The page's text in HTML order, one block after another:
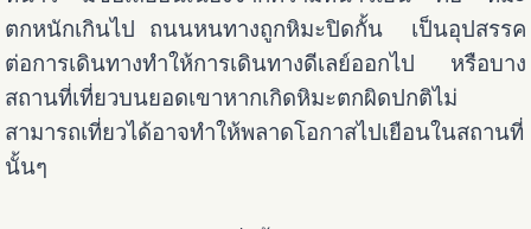
ตกหนักเกินไป ถนนหนทางถูกหิมะปิดกั้น เป็นอุปสรรค
ต่อการเดินทางทำให้การเดินทางดีเลย์ออกไป หรือบาง
สถานที่เที่ยวบนยอดเขาหากเกิดหิมะตกผิดปกติไม่
สามารถเที่ยวได้อาจทำให้พลาดโอกาสไปเยือนในสถานที่
นั้นๆ